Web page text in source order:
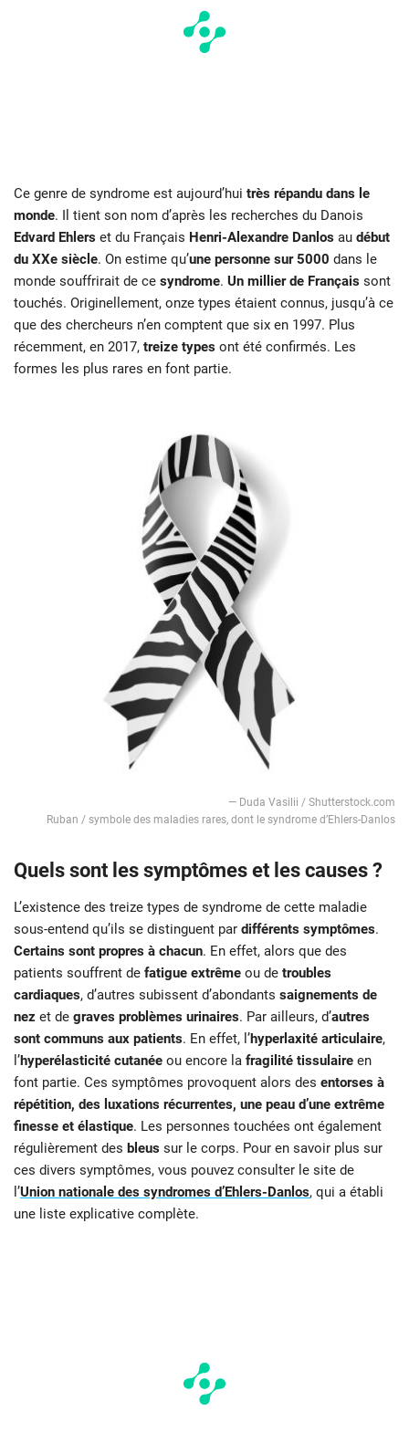
Ce genre de syndrome est aujourd’hui très répandu dans le
monde. Il tient son nom d’après les recherches du Danois
Edvard Ehlers et du Français Henri-Alexandre Danlos au début
du XXe siècle. On estime qu’une personne sur 5000 dans le
monde souffrirait de ce syndrome. Un millier de Français sont
touchés. Originellement, onze types étaient connus, jusqu’à ce
que des chercheurs n’en comptent que six en 1997. Plus
récemment, en 2017, treize types ont été confirmés. Les
formes les plus rares en font partie.
— Duda Vasilii / Shutterstock.com
Ruban / symbole des maladies rares, dont le syndrome d’Ehlers-Danlos
Quels sont les symptômes et les causes ?
L’existence des treize types de syndrome de cette maladie
sous-entend qu’ils se distinguent par différents symptômes.
Certains sont propres à chacun. En effet, alors que des
patients souffrent de fatigue extrême ou de troubles
cardiaques, d’autres subissent d’abondants saignements de
nez et de graves problèmes urinaires. Par ailleurs, d’autres
sont communs aux patients. En effet, l’hyperlaxité articulaire,
l’hyperélasticité cutanée ou encore la fragilité tissulaire en
font partie. Ces symptômes provoquent alors des entorses à
répétition, des luxations récurrentes, une peau d’une extrême
finesse et élastique. Les personnes touchées ont également
régulièrement des bleus sur le corps. Pour en savoir plus sur
ces divers symptômes, vous pouvez consulter le site de
l’Union nationale des syndromes d’Ehlers-Danlos, qui a établi
une liste explicative complète.